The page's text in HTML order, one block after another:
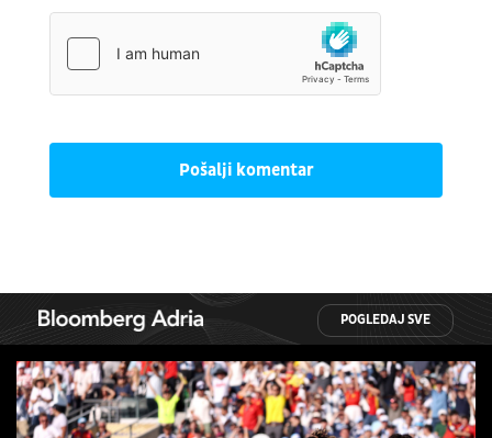
Pošalji komentar
POGLEDAJ SVE